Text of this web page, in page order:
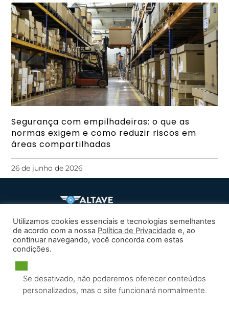
Segurança com empilhadeiras: o que as
normas exigem e como reduzir riscos em
áreas compartilhadas
26 de junho de 2026
Política De Privacidade
Recursos
Utilizamos cookies essenciais e tecnologias semelhantes
de acordo com a nossa Política de Privacidade e, ao
continuar navegando, você concorda com estas
condições.
Se desativado, não poderemos oferecer conteúdos
personalizados, mas o site funcionará normalmente.